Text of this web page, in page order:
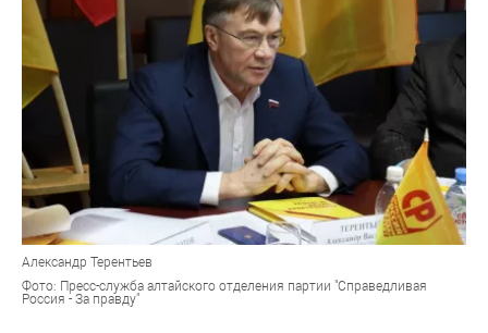
Александр Терентьев
Фото: Пресс-служба алтайского отделения партии "Справедливая
Россия - За правду"